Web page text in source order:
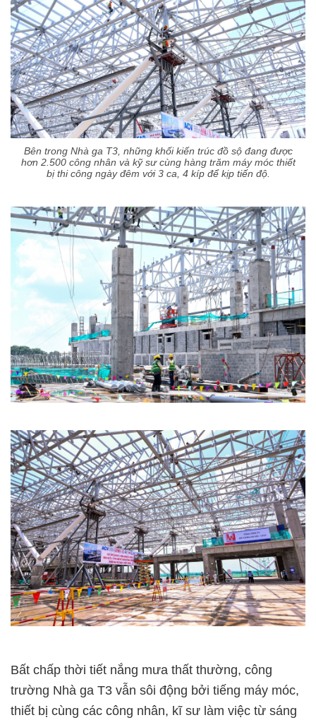
Bên trong Nhà ga T3, những khối kiến trúc đồ sộ đang được
hơn 2.500 công nhân và kỹ sư cùng hàng trăm máy móc thiết
bị thi công ngày đêm với 3 ca, 4 kíp để kịp tiến độ.
Bất chấp thời tiết nắng mưa thất thường, công
trường Nhà ga T3 vẫn sôi động bởi tiếng máy móc,
thiết bị cùng các công nhân, kĩ sư làm việc từ sáng